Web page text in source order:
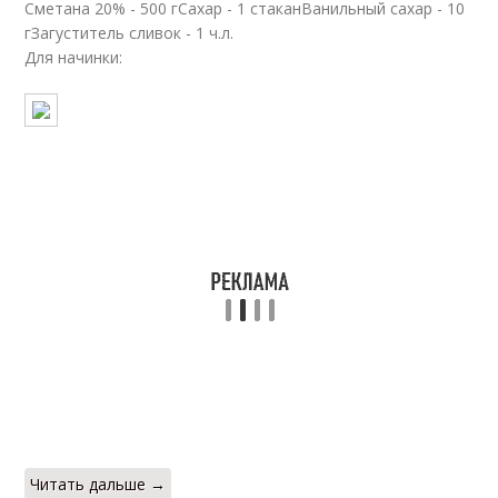
Сметана 20% - 500 гСахар - 1 стаканВанильный сахар - 10
гЗагуститель сливок - 1 ч.л.
Для начинки:
Читать дальше →